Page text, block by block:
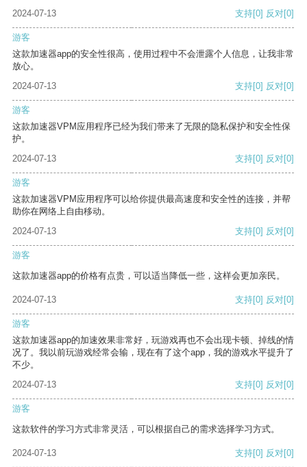
2024-07-13
支持[0] 反对[0]
游客
这款加速器app的安全性很高，使用过程中不会泄露个人信息，让我非常
放心。
2024-07-13
支持[0] 反对[0]
游客
这款加速器VPM应用程序已经为我们带来了无限的隐私保护和安全性保
护。
2024-07-13
支持[0] 反对[0]
游客
这款加速器VPM应用程序可以给你提供最高速度和安全性的连接，并帮
助你在网络上自由移动。
2024-07-13
支持[0] 反对[0]
游客
这款加速器app的价格有点贵，可以适当降低一些，这样会更加亲民。
2024-07-13 支持[0] 反对[0]
游客
这款加速器app的加速效果非常好，玩游戏再也不会出现卡顿、掉线的情
况了。我以前玩游戏经常会输，现在有了这个app，我的游戏水平提升了
不少。
2024-07-13
支持[0] 反对[0]
游客
这款软件的学习方式非常灵活，可以根据自己的需求选择学习方式。
2024-07-13 支持[0] 反对[0]